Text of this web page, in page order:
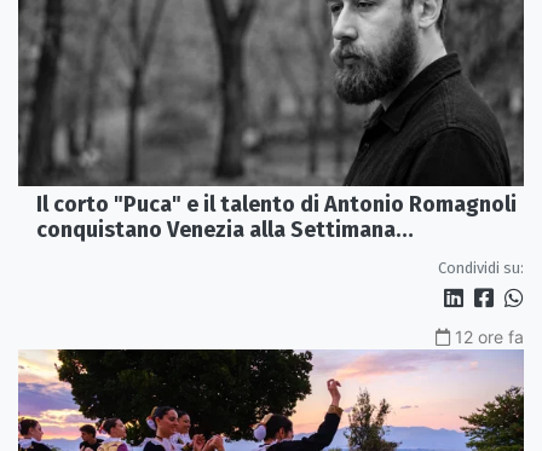
Il corto "Puca" e il talento di Antonio Romagnoli
conquistano Venezia alla Settimana
Condividi su:
12 ore fa